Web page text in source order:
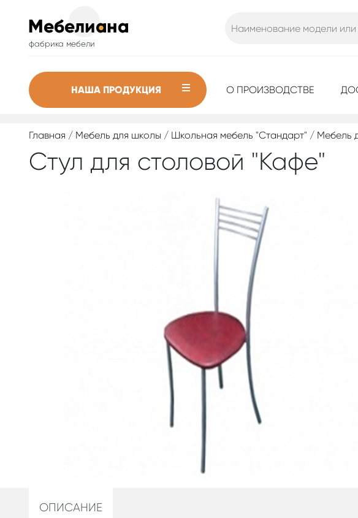
фабрика мебели
НАША ПРОДУКЦИЯ О ПРОИЗВОДСТВЕ
Главная / Мебель для школы / Школьная мебель "Стандарт" / Мебель
Стул для столовой "Кафе"
ОПИСАНИЕ